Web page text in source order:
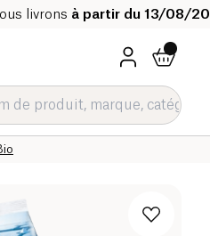
livrons à partir du 13/08/
condiments Bio